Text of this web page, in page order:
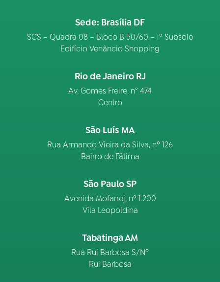
Sede: Brasília DF
SCS – Quadra 08 – Bloco B 50/60 – 1º Subsolo
Edifício Venâncio Shopping
Rio de Janeiro RJ
Av. Gomes Freire, n° 474
Centro
São Luís MA
Rua Armando Vieira da Silva, nº 126
Bairro de Fátima
São Paulo SP
Avenida Mofarrej, nº 1.200
Vila Leopoldina
Tabatinga AM
Rua Rui Barbosa S/Nº
Rui Barbosa